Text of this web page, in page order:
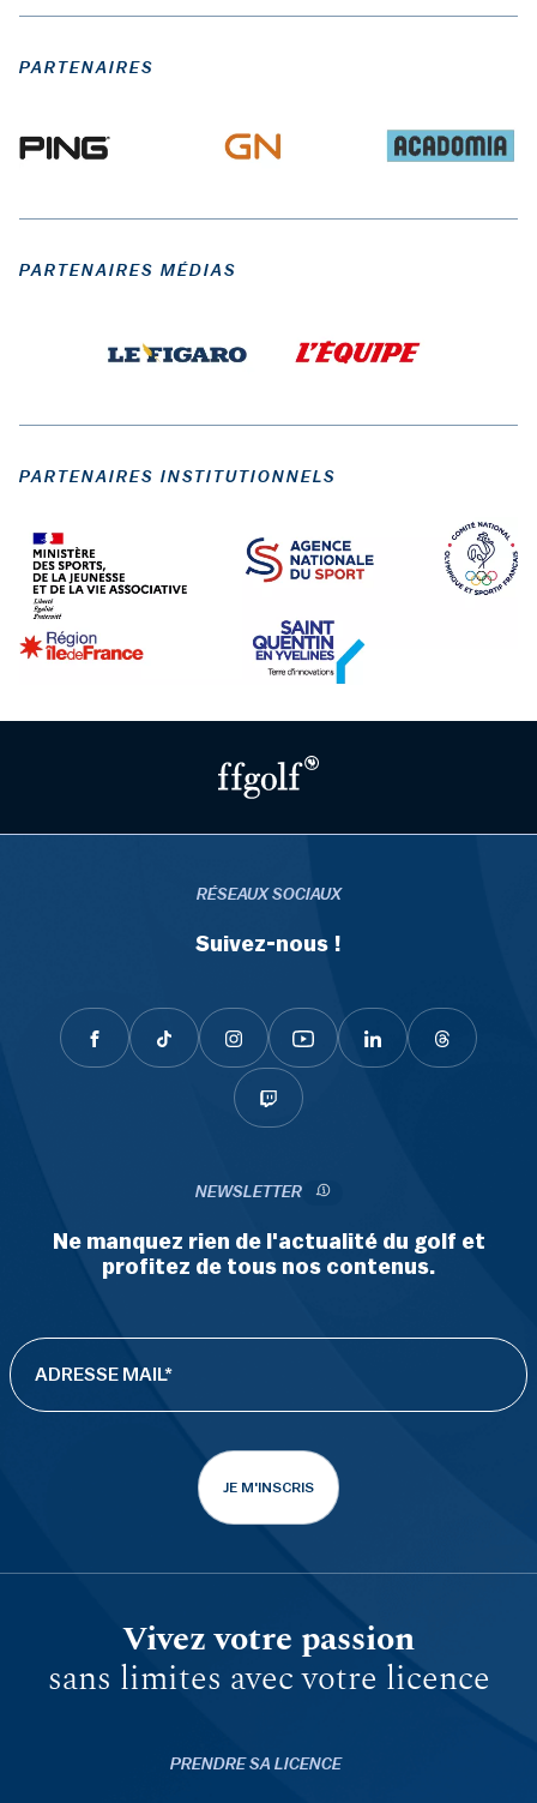
PARTENAIRES
PARTENAIRES MÉDIAS
PARTENAIRES INSTITUTIONNELS
RÉSEAUX SOCIAUX
Suivez-nous !
NEWSLETTER
Ne manquez rien de l'actualité du golf et
profitez de tous nos contenus.
JE M'INSCRIS
Vivez votre passion
sans limites avec votre licence
PRENDRE SA LICENCE